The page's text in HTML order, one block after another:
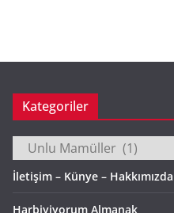
Kategoriler
Kategoriler
İletişim – Künye – Hakkımızda
Harbiyiyorum Almanak